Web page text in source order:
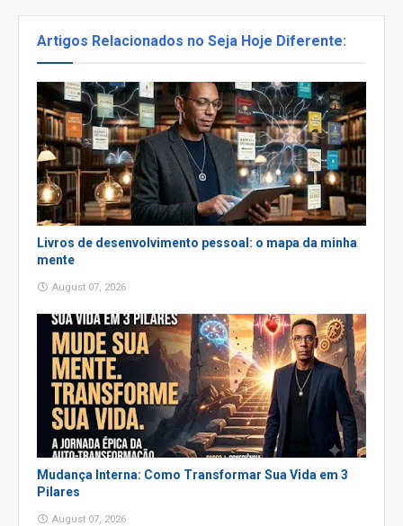
Artigos Relacionados no Seja Hoje Diferente:
Livros de desenvolvimento pessoal: o mapa da minha
mente
August 07, 2026
Mudança Interna: Como Transformar Sua Vida em 3
Pilares
August 07, 2026